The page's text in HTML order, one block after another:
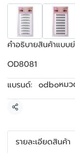
คำอธิบายสินค้าแบบ
OD8081
แบรนด์: odboหม
แชร์
รายละเอียดสินค้า